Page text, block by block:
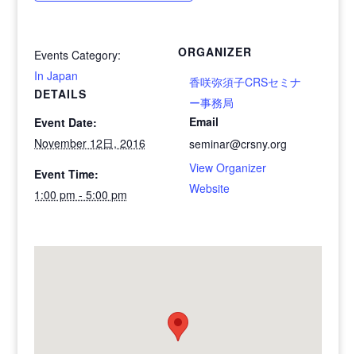
Events Category:
In Japan
DETAILS
Event Date:
November 12日, 2016
Event Time:
1:00 pm - 5:00 pm
ORGANIZER
香咲弥須子CRSセミナ
ー事務局
Email
seminar@crsny.org
View Organizer
Website